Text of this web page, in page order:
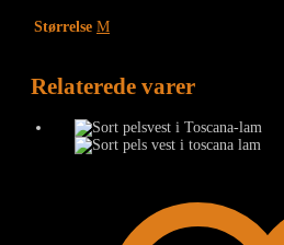
Størrelse M
Relaterede varer